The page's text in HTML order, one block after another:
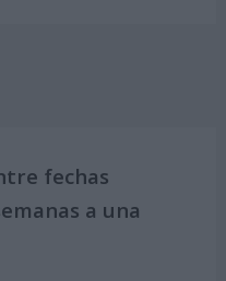
fechas
a una